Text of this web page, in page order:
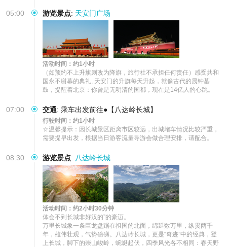
05:00 游览景点: 天安门广场
活动时间：约1小时
（如预约不上升旗则改为降旗，旅行社不承担任何责任）感受共和
国永不谢幕的典礼, 天安门的升旗每天升起，就像古代的晨钟墓
鼓，提醒着北京：你曾是无明清的国都，现在是14亿人的心跳。
07:00 交通: 乘车出发前往●【八达岭长城】
行驶时间：约1小时
☆温馨提示：因长城景区距离市区较远，出城堵车情况比较严重，
需要提早出发，根据当日游客流量导游会做合理安排，请配合。
08:30 游览景点: 八达岭长城
活动时间：约2小时30分钟
体会不到长城非好汉的”的豪迈。
万里长城象一条巨龙盘踞在祖国的北面，绵延数万里，纵贯两千
年，雄伟壮观，气势磅礴。八达岭长城，更是“奇迹”中的经典，登
上长城，脚下的崇山峻岭，蜿蜒起伏，四季风光各不相同：春天野